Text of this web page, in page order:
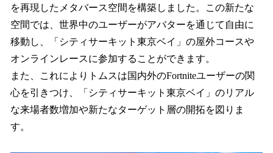
を再現したメタバース空間を構築しました。この新たな
空間では、世界中のユーザーがアバターを通じて自由に
移動し、「シティサーキット東京ベイ」の屋外コースや
オンラインレースに参加することができます。
また、これによりトムスは国内外のFortniteユーザーの関
心を引きつけ、「シティサーキット東京ベイ」のリアル
な来場者数増加や新たなターゲット層の開拓を図りま
す。